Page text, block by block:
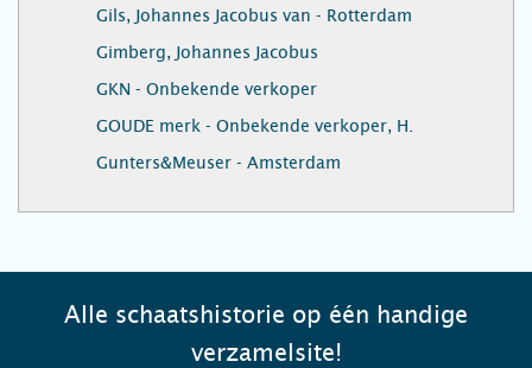
Gils, Johannes Jacobus van - Rotterdam
Gimberg, Johannes Jacobus
GKN - Onbekende verkoper
GOUDE merk - Onbekende verkoper, H.
Gunters&Meuser - Amsterdam
Alle schaatshistorie op één handige
verzamelsite!